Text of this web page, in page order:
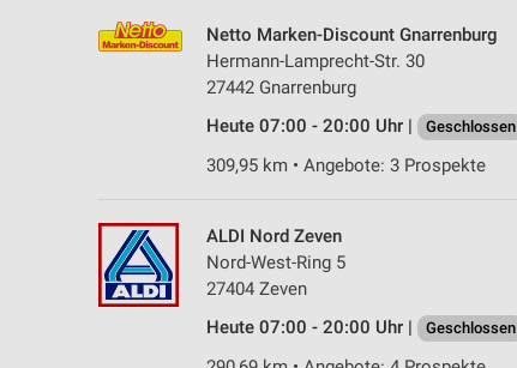
Netto Marken-Discount Gnarrenburg
Hermann-Lamprecht-Str. 30
27442 Gnarrenburg
Heute 07:00 - 20:00 Uhr |
Geschlossen
309,95 km • Angebote: 3 Prospekte
ALDI Nord Zeven
Nord-West-Ring 5
27404 Zeven
Heute 07:00 - 20:00 Uhr |
Geschlossen